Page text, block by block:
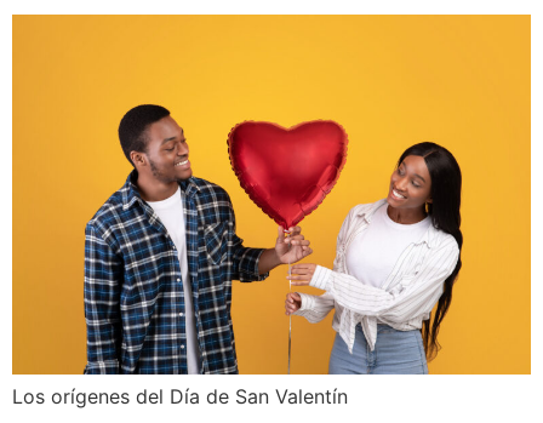
Los orígenes del Día de San Valentín